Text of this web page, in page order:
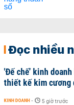
Đọc nhiều
'Đế chế’ kinh
thiết kế kim cương
KINH DOANH - 5 giờ trước